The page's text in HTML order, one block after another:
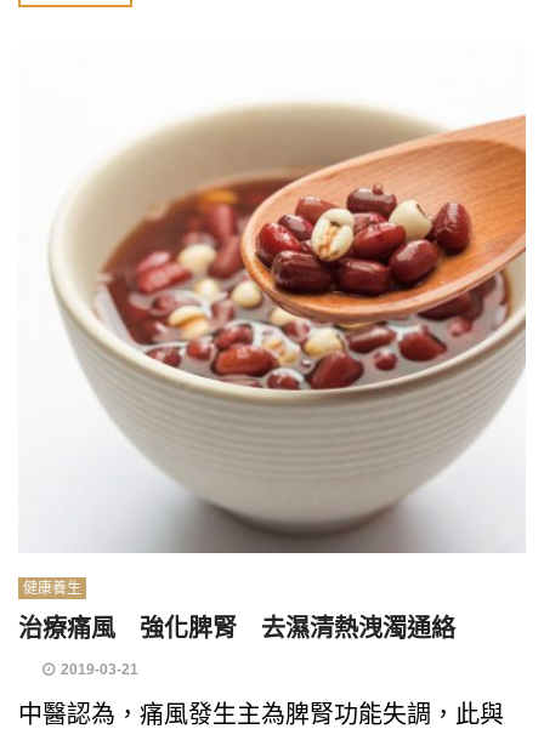
健康養生
治療痛風 強化脾腎 去濕清熱洩濁通絡
2019-03-21
中醫認為，痛風發生主為脾腎功能失調，此與